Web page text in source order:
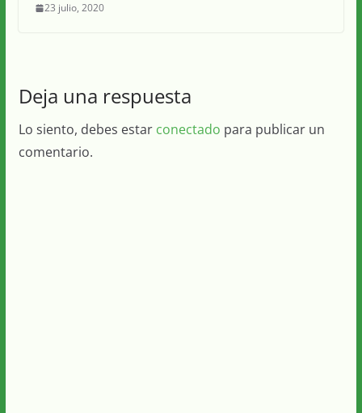
23 julio, 2020
Deja una respuesta
Lo siento, debes estar conectado para publicar un
comentario.